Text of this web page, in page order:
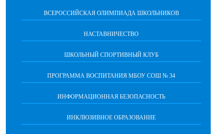
ВСЕРОССИЙСКАЯ ОЛИМПИАДА ШКОЛЬНИКОВ
НАСТАВНИЧЕСТВО
ШКОЛЬНЫЙ СПОРТИВНЫЙ КЛУБ
ПРОГРАММА ВОСПИТАНИЯ МБОУ СОШ № 34
ИНФОРМАЦИОННАЯ БЕЗОПАСНОСТЬ
ИНКЛЮЗИВНОЕ ОБРАЗОВАНИЕ